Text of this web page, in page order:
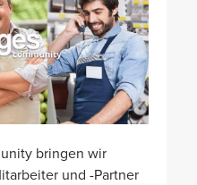
bringen wir
und -Partner